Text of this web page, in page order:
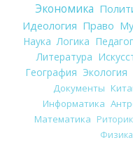
Экономика
Идеология Право
Наука Логика
Литература
География Экология
Документы
Информатика
Математика
Физика